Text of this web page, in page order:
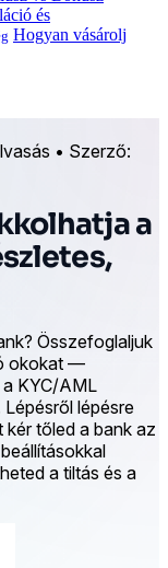
és
Hogyan vásárolj
• Szerző:
a
Összefoglaljuk
okokat —
KYC/AML
lépésre
kér tőled a bank az
a tiltás és a